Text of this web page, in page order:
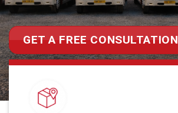
GET A FREE CONSULTATION